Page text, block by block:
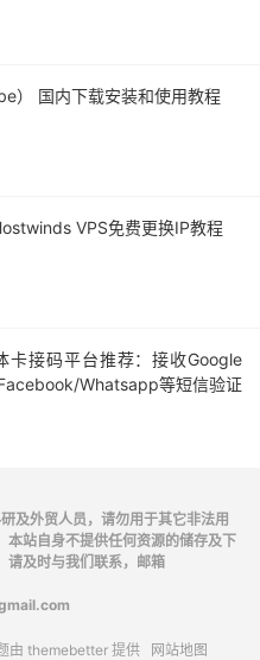
） 国内下载安装和使用教程
VPS免费更换IP教程
卡接码平台推荐：接收Google
Whatsapp等短信验证
及外贸人员，请勿用于其它非法用
本站自身不提供任何资源的储存及下
请及时与我们联系，邮箱
由 themebetter 提供 网站地图